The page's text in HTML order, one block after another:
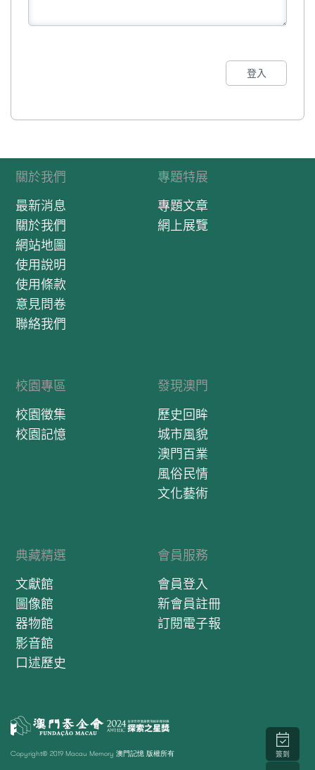
登入
關於我們
最新消息
關於我們
網站地圖
使用說明
使用條款
意見問卷
聯絡我們
專題特展
專題文章
網上展覽
校園專區
校園徵集
校園記憶
發現澳門
歷史回眸
城市風貌
澳門百業
風俗民情
文化藝術
典藏精選
文獻館
圖像館
器物館
影音館
口述歷史
會員服務
會員登入
新會員註冊
訂閱電子報
Copyright© 2019 Macau Memory 澳門記憶 版權所有 簽到